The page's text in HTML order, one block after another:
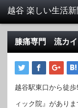
膝痛専門 流カイ
越谷駅東口から徒
ィック院』がありま